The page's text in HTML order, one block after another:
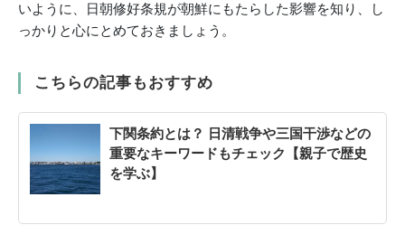
いように、日朝修好条規が朝鮮にもたらした影響を知り、し
っかりと心にとめておきましょう。
こちらの記事もおすすめ
下関条約とは？ 日清戦争や三国干渉などの
重要なキーワードもチェック【親子で歴史
を学ぶ】